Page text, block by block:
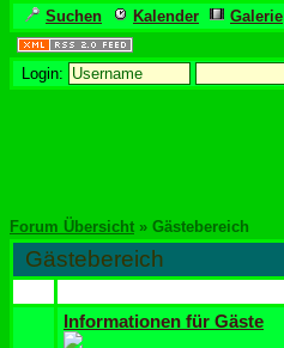
Suchen Kalender
Galerie
Login:
Forum Übersicht » Gästebereich
Gästebereich
Informationen für Gäste